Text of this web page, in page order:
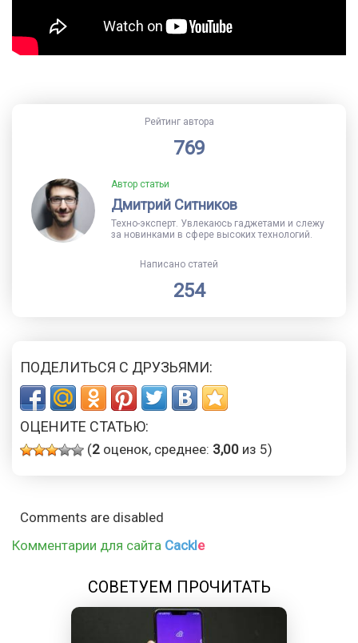
Рейтинг автора
769
Автор статьи
Дмитрий Ситников
Техно-эксперт. Увлекаюсь гаджетами и слежу
за новинками в сфере высоких технологий.
Написано статей
254
ПОДЕЛИТЬСЯ С ДРУЗЬЯМИ:
ОЦЕНИТЕ СТАТЬЮ:
(2 оценок, среднее: 3,00 из 5)
Comments are disabled
Комментарии для сайта Cackle
СОВЕТУЕМ ПРОЧИТАТЬ